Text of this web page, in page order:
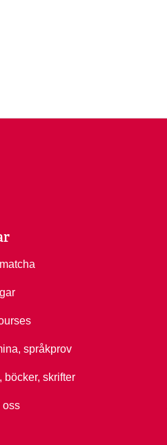
språkprov
böcker, skrifter
oss